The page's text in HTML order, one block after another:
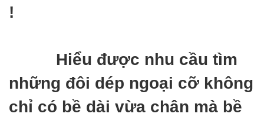
!
Hiểu được nhu cầu tìm
những đôi dép ngoại cỡ không
chỉ có bề dài vừa chân mà bề